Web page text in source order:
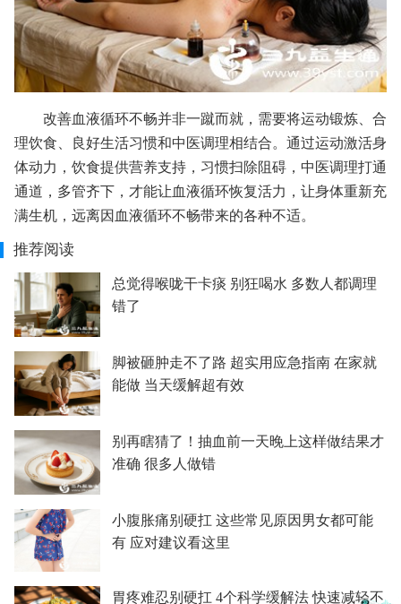
改善血液循环不畅并非一蹴而就，需要将运动锻炼、合
理饮食、良好生活习惯和中医调理相结合。通过运动激活身
体动力，饮食提供营养支持，习惯扫除阻碍，中医调理打通
通道，多管齐下，才能让血液循环恢复活力，让身体重新充
满生机，远离因血液循环不畅带来的各种不适。
推荐阅读
总觉得喉咙干卡痰 别狂喝水 多数人都调理
错了
脚被砸肿走不了路 超实用应急指南 在家就
能做 当天缓解超有效
别再瞎猜了！抽血前一天晚上这样做结果才
准确 很多人做错
小腹胀痛别硬扛 这些常见原因男女都可能
有 应对建议看这里
胃疼难忍别硬扛 4个科学缓解法 快速减轻不